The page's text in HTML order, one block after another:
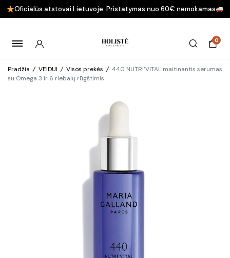
Oficialūs atstovai Lietuvoje. Pristatymas nuo 60€ nemokamas
0
Pradžia / VEIDUI / Visos prekės / 440 NUTRI’VITAL maitinantis serumas
su Omega 3 ir 6 riebalų rūgštimis